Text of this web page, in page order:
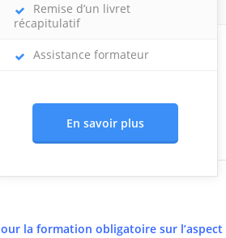
Remise d’un livret
récapitulatif
Assistance formateur
En savoir plus
la formation obligatoire sur l’aspect